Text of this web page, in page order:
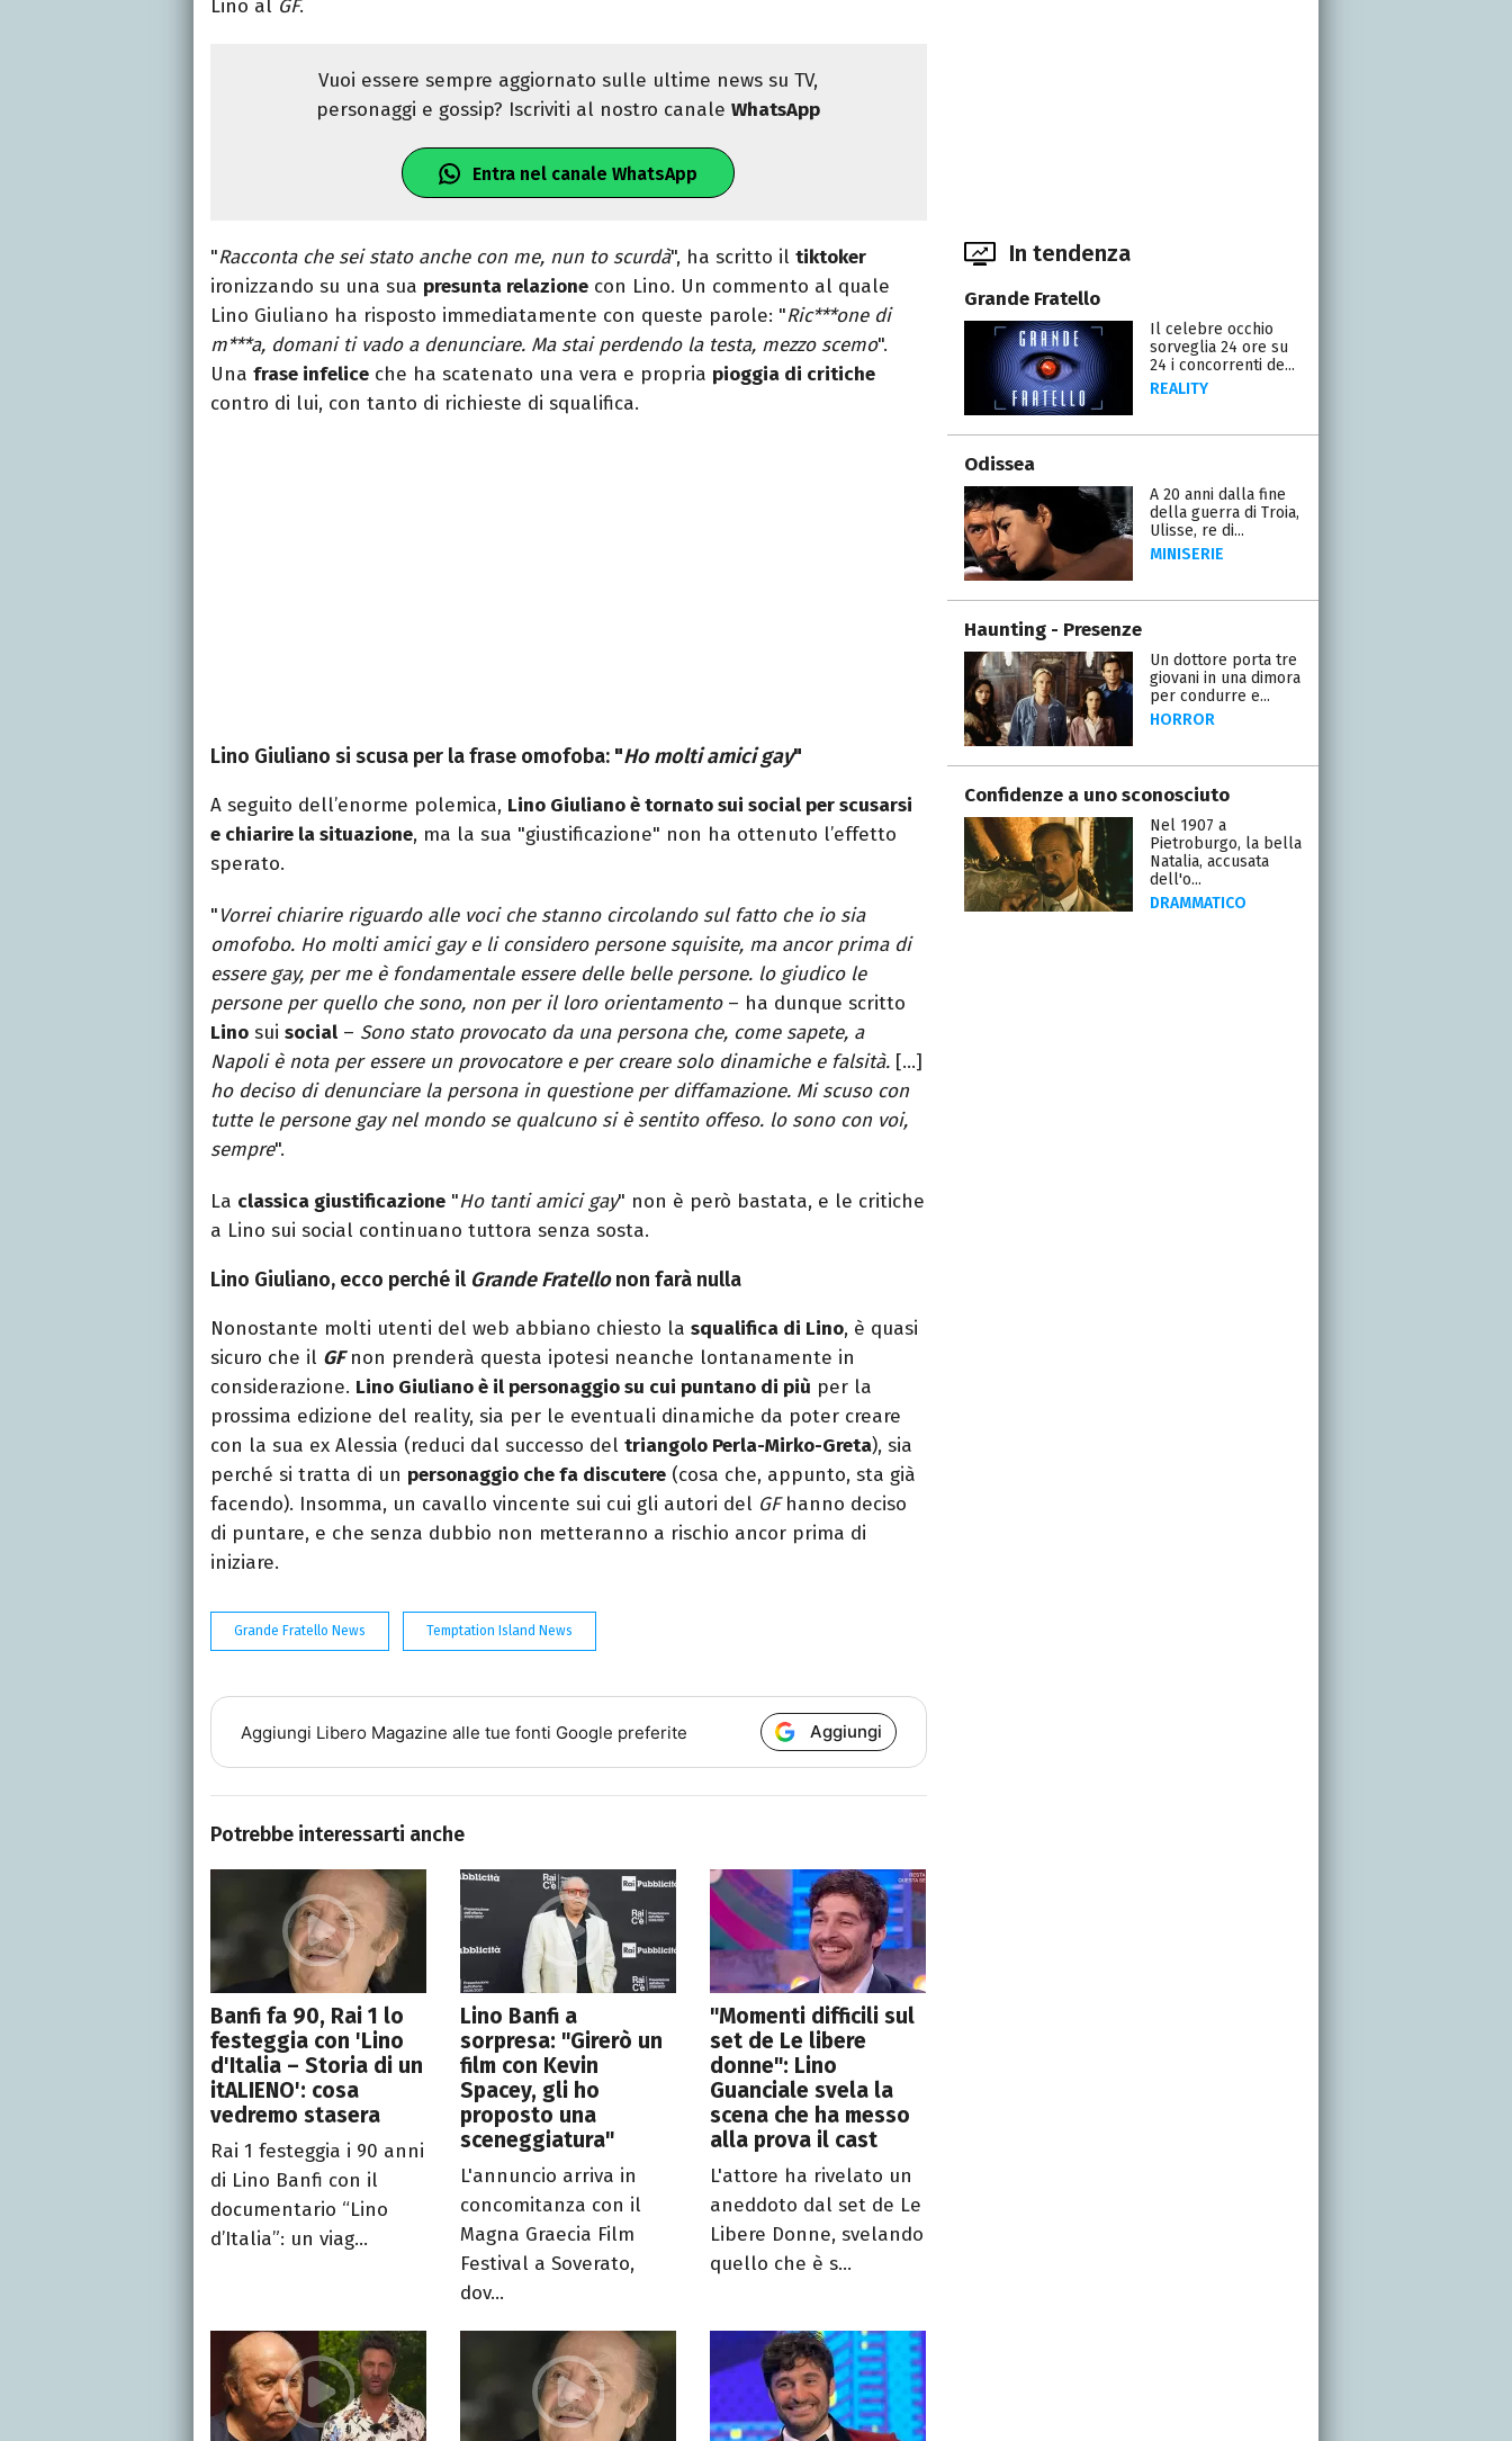
Lino al GF.
Vuoi essere sempre aggiornato sulle ultime news su TV,
personaggi e gossip? Iscriviti al nostro canaleWhatsApp
Entra nel canale WhatsApp
"Racconta che sei stato anche con me, nun to scurdà", ha scritto il tiktoker
ironizzando su una sua presunta relazione con Lino. Un commento al quale
Lino Giuliano ha risposto immediatamente con queste parole: "Ric***one di
m***a, domani ti vado a denunciare. Ma stai perdendo la testa, mezzo scemo".
Una frase infelice che ha scatenato una vera e propria pioggia di critiche
contro di lui, con tanto di richieste di squalifica.
Lino Giuliano si scusa per la frase omofoba: "Ho molti amici gay"
A seguito dell’enorme polemica, Lino Giuliano è tornato sui social per scusarsi
e chiarire la situazione, ma la sua "giustificazione" non ha ottenuto l’effetto
sperato.
"Vorrei chiarire riguardo alle voci che stanno circolando sul fatto che io sia
omofobo. Ho molti amici gay e li considero persone squisite, ma ancor prima di
essere gay, per me è fondamentale essere delle belle persone. lo giudico le
persone per quello che sono, non per il loro orientamento– ha dunque scritto
Lino sui social – Sono stato provocato da una persona che, come sapete, a
Napoli è nota per essere un provocatore e per creare solo dinamiche e falsità. […]
ho deciso di denunciare la persona in questione per diffamazione. Mi scuso con
tutte le persone gay nel mondo se qualcuno si è sentito offeso. lo sono con voi,
sempre".
La classica giustificazione "Ho tanti amici gay" non è però bastata, e le critiche
a Lino sui social continuano tuttora senza sosta.
Lino Giuliano, ecco perché il Grande Fratellonon farà nulla
Nonostante molti utenti del web abbiano chiesto la squalifica di Lino, è quasi
sicuro che il GFnon prenderà questa ipotesi neanche lontanamente in
considerazione. Lino Giuliano è il personaggio su cui puntano di più per la
prossima edizione del reality, sia per le eventuali dinamiche da poter creare
con la sua ex Alessia (reduci dal successo del triangolo Perla-Mirko-Greta), sia
perché si tratta di un personaggio che fa discutere (cosa che, appunto, sta già
facendo). Insomma, un cavallo vincente sui cui gli autori del GFhanno deciso
di puntare, e che senza dubbio non metteranno a rischio ancor prima di
iniziare.
Grande Fratello News Temptation Island News
Aggiungi Libero Magazine alle tue fonti Google preferite Aggiungi
Potrebbe interessarti anche
Banfi fa 90, Rai 1 lo
festeggia con 'Lino
d'Italia – Storia di un
itALIENO': cosa
vedremo stasera
Rai 1 festeggia i 90 anni
di Lino Banfi con il
documentario “Lino
d’Italia”: un viag...
Lino Banfi a
sorpresa: "Girerò un
film con Kevin
Spacey, gli ho
proposto una
sceneggiatura"
L'annuncio arriva in
concomitanza con il
Magna Graecia Film
Festival a Soverato,
dov...
"Momenti difficili sul
set de Le libere
donne": Lino
Guanciale svela la
scena che ha messo
alla prova il cast
L'attore ha rivelato un
aneddoto dal set de Le
Libere Donne, svelando
quello che è s...
In tendenza
Grande Fratello
Il celebre occhio
sorveglia 24 ore su
24 i concorrenti de...
REALITY
Odissea
A 20 anni dalla fine
della guerra di Troia,
Ulisse, re di...
MINISERIE
Haunting - Presenze
Un dottore porta tre
giovani in una dimora
per condurre e...
HORROR
Confidenze a uno sconosciuto
Nel 1907 a
Pietroburgo, la bella
Natalia, accusata
dell'o...
DRAMMATICO